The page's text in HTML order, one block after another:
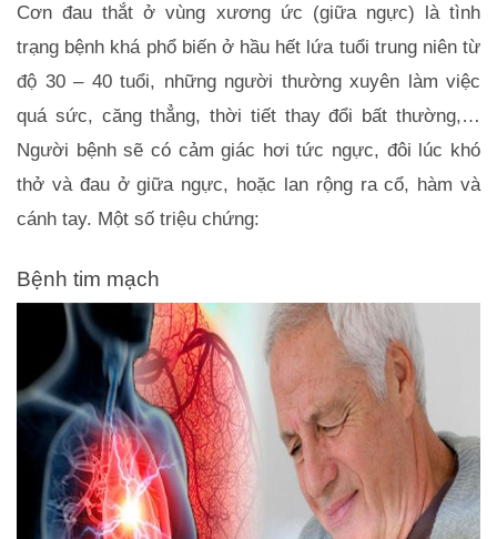
Cơn đau thắt ở vùng xương ức (giữa ngực) là tình
trạng bệnh khá phổ biến ở hầu hết lứa tuổi trung niên từ
độ 30 – 40 tuổi, những người thường xuyên làm việc
quá sức, căng thẳng, thời tiết thay đổi bất thường,…
Người bệnh sẽ có cảm giác hơi tức ngực, đôi lúc khó
thở và đau ở giữa ngực, hoặc lan rộng ra cổ, hàm và
cánh tay. Một số triệu chứng:
Bệnh tim mạch